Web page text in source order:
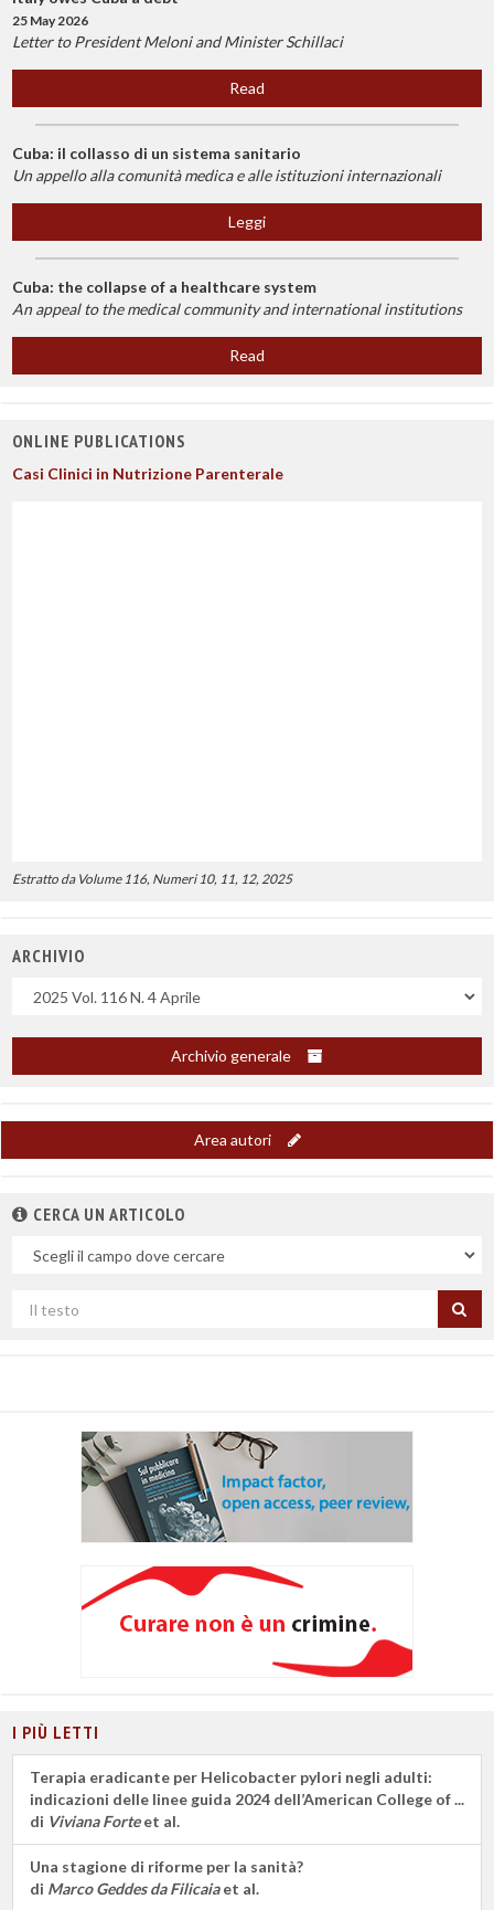
25 May 2026
Letter to President Meloni and Minister Schillaci
Read
Cuba: il collasso di un sistema sanitario
Un appello alla comunità medica e alle istituzioni internazionali
Leggi
Cuba: the collapse of a healthcare system
An appeal to the medical community and international institutions
Read
ONLINE PUBLICATIONS
Casi Clinici in Nutrizione Parenterale
Estratto da Volume 116, Numeri 10, 11, 12, 2025
ARCHIVIO
Archivio generale
Area autori
CERCA UN ARTICOLO
campo
per
I PIÙ LETTI
Terapia eradicante per Helicobacter pylori negli adulti:
indicazioni delle linee guida 2024 dell’American College of ...
di Viviana Forteet al.
Una stagione di riforme per la sanità?
di Marco Geddes da Filicaiaet al.